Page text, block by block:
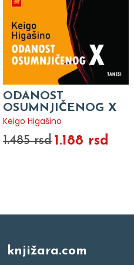
ODANOST
OSUMNJIČENOG X
Keigo Higašino
1.485 rsd 1.188 rsd
knjižara.com